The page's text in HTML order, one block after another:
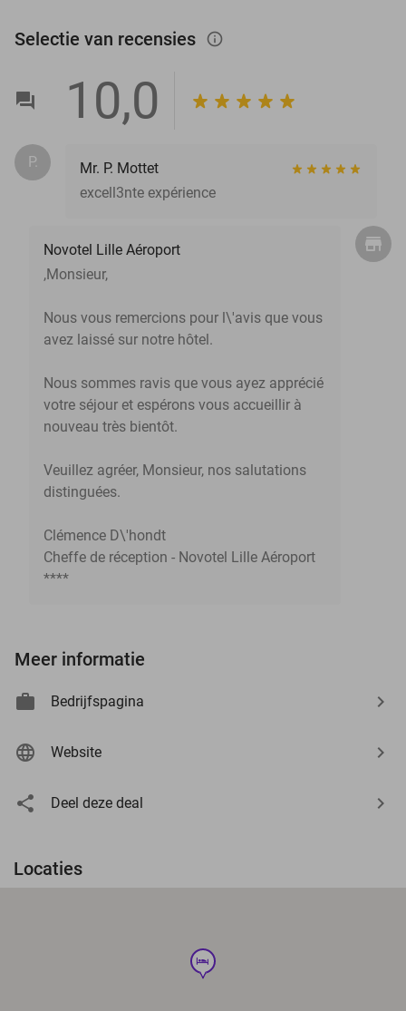
Selectie van recensies info_outlined
10,0
P.
Mr. P. Mottet
excell3nte expérience
Novotel Lille Aéroport
,Monsieur,
Nous vous remercions pour l\'avis que vous
avez laissé sur notre hôtel.
Nous sommes ravis que vous ayez apprécié
votre séjour et espérons vous accueillir à
nouveau très bientôt.
Veuillez agréer, Monsieur, nos salutations
distinguées.
Clémence D\'hondt
Cheffe de réception - Novotel Lille Aéroport
****
Meer informatie
Bedrijfspagina
Website
Deel deze deal
Locaties
hotel